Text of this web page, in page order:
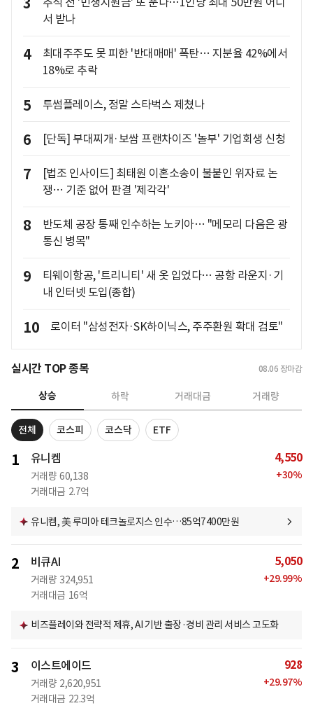
서 받나
4
최대주주도 못 피한 '반대매매' 폭탄… 지분율 42%에서
18%로 추락
5 투썸플레이스, 정말 스타벅스 제쳤나
6 [단독] 부대찌개·보쌈 프랜차이즈 '놀부' 기업회생 신청
7
[법조 인사이드] 최태원 이혼소송이 불붙인 위자료 논
쟁… 기준 없어 판결 '제각각'
8
반도체 공장 통째 인수하는 노키아… "메모리 다음은 광
통신 병목"
9
티웨이항공, '트리니티' 새 옷 입었다… 공항 라운지·기
내 인터넷 도입(종합)
10 로이터 "삼성전자·SK하이닉스, 주주환원 확대 검토"
실시간 TOP 종목 08.06 장마감
상승 하락 거래대금 거래량
전체 코스피 코스닥 ETF
1 유니켐
거래량 60,138
거래대금 2.7억
4,550
+30%
유니켐, 美 루미아 테크놀로지스 인수…85억7400만원
2 비큐AI
거래량 324,951
거래대금 16억
5,050
+29.99%
비즈플레이와 전략적 제휴, AI 기반 출장·경비 관리 서비스 고도화
3 이스트에이드
거래량 2,620,951
거래대금 22.3억
928
+29.97%